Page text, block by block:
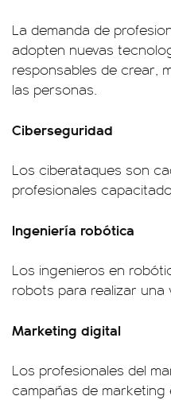
La demanda de
adopten nuevas
responsables de crear,
las personas.
Ciberseguridad
Los ciberataques son
profesionales
Ingeniería robótica
Los ingenieros en
robots para realizar una
Marketing digital
Los profesionales del
campañas de marketing